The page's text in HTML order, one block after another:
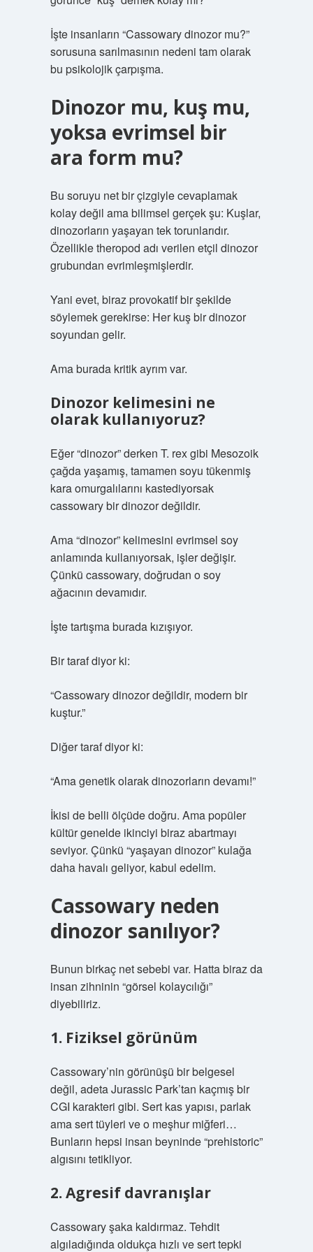
İşte insanların “Cassowary dinozor mu?”
sorusuna sarılmasının nedeni tam olarak
bu psikolojik çarpışma.
Dinozor mu, kuş mu,
yoksa evrimsel bir
ara form mu?
Bu soruyu net bir çizgiyle cevaplamak
kolay değil ama bilimsel gerçek şu: Kuşlar,
dinozorların yaşayan tek torunlarıdır.
Özellikle theropod adı verilen etçil dinozor
grubundan evrimleşmişlerdir.
Yani evet, biraz provokatif bir şekilde
söylemek gerekirse: Her kuş bir dinozor
soyundan gelir.
Ama burada kritik ayrım var.
Dinozor kelimesini ne
olarak kullanıyoruz?
Eğer “dinozor” derken T. rex gibi Mesozoik
çağda yaşamış, tamamen soyu tükenmiş
kara omurgalılarını kastediyorsak
cassowary bir dinozor değildir.
Ama “dinozor” kelimesini evrimsel soy
anlamında kullanıyorsak, işler değişir.
Çünkü cassowary, doğrudan o soy
ağacının devamıdır.
İşte tartışma burada kızışıyor.
Bir taraf diyor ki:
“Cassowary dinozor değildir, modern bir
kuştur.”
Diğer taraf diyor ki:
“Ama genetik olarak dinozorların devamı!”
İkisi de belli ölçüde doğru. Ama popüler
kültür genelde ikinciyi biraz abartmayı
seviyor. Çünkü “yaşayan dinozor” kulağa
daha havalı geliyor, kabul edelim.
Cassowary neden
dinozor sanılıyor?
Bunun birkaç net sebebi var. Hatta biraz da
insan zihninin “görsel kolaycılığı”
diyebiliriz.
1. Fiziksel görünüm
Cassowary’nin görünüşü bir belgesel
değil, adeta Jurassic Park’tan kaçmış bir
CGI karakteri gibi. Sert kas yapısı, parlak
ama sert tüyleri ve o meşhur miğferi…
Bunların hepsi insan beyninde “prehistoric”
algısını tetikliyor.
2. Agresif davranışlar
Cassowary şaka kaldırmaz. Tehdit
algıladığında oldukça hızlı ve sert tepki